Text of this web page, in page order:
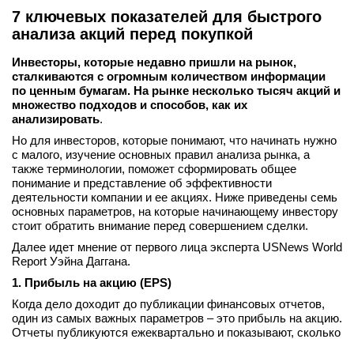
7 ключевых показателей для быстрого
анализа акций перед покупкой
Инвесторы, которые недавно пришли на рынок,
сталкиваются с огромным количеством информации
по ценным бумагам. На рынке несколько тысяч акций и
множество подходов и способов, как их
анализировать.
Но для инвесторов, которые понимают, что начинать нужно
с малого, изучение основных правил анализа рынка, а
также терминологии, поможет сформировать общее
понимание и представление об эффективности
деятельности компании и ее акциях. Ниже приведены семь
основных параметров, на которые начинающему инвестору
стоит обратить внимание перед совершением сделки.
Далее идет мнение от первого лица эксперта USNews World
Report Уэйна Даггана.
1. Прибыль на акцию (EPS)
Когда дело доходит до публикации финансовых отчетов,
один из самых важных параметров – это прибыль на акцию.
Отчеты публикуются ежеквартально и показывают, сколько